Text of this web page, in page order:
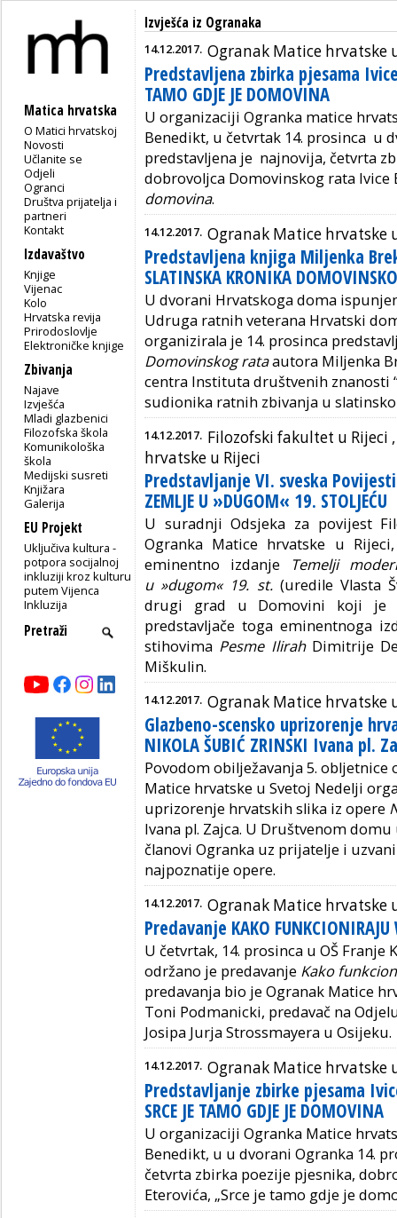
Matica hrvatska
O Matici hrvatskoj
Novosti
Učlanite se
Odjeli
Ogranci
Društva prijatelja i
partneri
Kontakt
Izdavaštvo
Knjige
Vijenac
Kolo
Hrvatska revija
Prirodoslovlje
Elektroničke knjige
Zbivanja
Najave
Izvješća
Mladi glazbenici
Filozofska škola
Komunikološka
škola
Medijski susreti
Knjižara
Galerija
EU Projekt
Uključiva kultura -
potpora socijalnoj
inkluziji kroz kulturu
putem Vijenca
Inkluzija
Izvješća iz Ogranaka
14.12.2017. Ogranak Matice hrvatske
Predstavljena zbirka pjesama Ivice
TAMO GDJE JE DOMOVINA
U organizaciji Ogranka matice
Benedikt, u četvrtak 14. prosinca u
predstavljena je najnovija, četvrta
dobrovoljca Domovinskog rata Ivice
domovina.
14.12.2017. Ogranak Matice hrvatske
Predstavljena knjiga Miljenka
SLATINSKA KRONIKA
U dvorani Hrvatskoga doma
Udruga ratnih veterana Hrvatski
organizirala je 14. prosinca
Domovinskog rataautora Miljenka
centra Instituta društvenih znanosti
sudionika ratnih zbivanja u
14.12.2017. Filozofski fakultet u Rijeci
hrvatske u Rijeci
Predstavljanje VI. sveska Povijesti
ZEMLJE U »DUGOM« 19. STOLJEĆU
U suradnji Odsjeka za povijest
Ogranka Matice hrvatske u
eminentno izdanje
Temelji
u »dugom« 19. st.(uredile Vlasta
drugi grad u Domovini koji je
predstavljače toga eminentnoga
stihovima Pesme IlirahDimitrije
Miškulin.
14.12.2017. Ogranak Matice hrvatske
Glazbeno-scensko uprizorenje
NIKOLA ŠUBIĆ ZRINSKI Ivana pl.
Povodom obilježavanja 5. obljetnice
Matice hrvatske u Svetoj Nedelji
uprizorenje hrvatskih slika iz opere
Ivana pl. Zajca. U Društvenom
članovi Ogranka uz prijatelje i
najpoznatije opere.
14.12.2017. Ogranak Matice hrvatske
Predavanje KAKO FUNKCIONIRAJU
U četvrtak, 14. prosinca u OŠ Franje
održano je predavanje Kako
predavanja bio je Ogranak Matice
Toni Podmanicki, predavač na
Josipa Jurja Strossmayera u Osijeku.
14.12.2017. Ogranak Matice hrvatske
Predstavljanje zbirke pjesama
SRCE JE TAMO GDJE JE DOMOVINA
U organizaciji Ogranka Matice
Benedikt, u u dvorani Ogranka 14.
četvrta zbirka poezije pjesnika,
Eterovića, „Srce je tamo gdje je